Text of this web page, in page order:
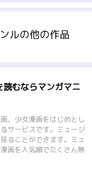
ルの他の作品
むならマンガマニ
、少女漫画をはじめとし
サービスです。ミュージ
ることができます。ミュ
画を人気順でたくさん無